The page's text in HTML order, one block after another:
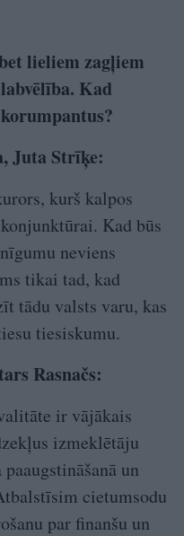
lieliem zagļiem
Kad
Juta Strīķe:
kurš kalpos
Kad būs
neviens
tikai tad, kad
tādu valsts varu, kas
tiesiskumu.
Rasnačs:
ir vājākais
izmeklētāju
un
cietumsodu
par finanšu un